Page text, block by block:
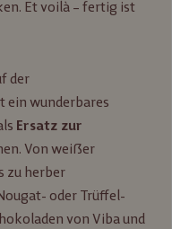
Et voilà – fertig ist
der
ein wunderbares
Ersatz zur
Von weißer
zu herber
oder Trüffel-
von Viba und